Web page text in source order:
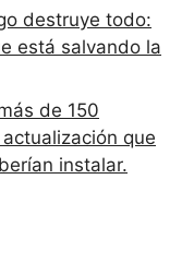
destruye todo:
está salvando la
de 150
que
instalar.